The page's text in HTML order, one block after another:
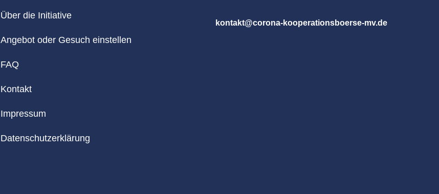
Über die Initiative
Angebot oder Gesuch einstellen
FAQ
Kontakt
Impressum
Datenschutzerklärung
kontakt@corona-kooperationsboerse-mv.de